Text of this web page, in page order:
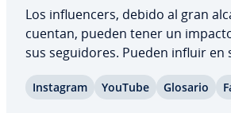
Los in­flue­n­ce­rs, debido al gran
cuentan, pueden tener un
sus se­gui­do­res. Pueden influir en
cambiar sus hábitos de consumo,
sus pre­fe­re­n­cias, etc. Por ello, las
Instagram YouTube Glosario